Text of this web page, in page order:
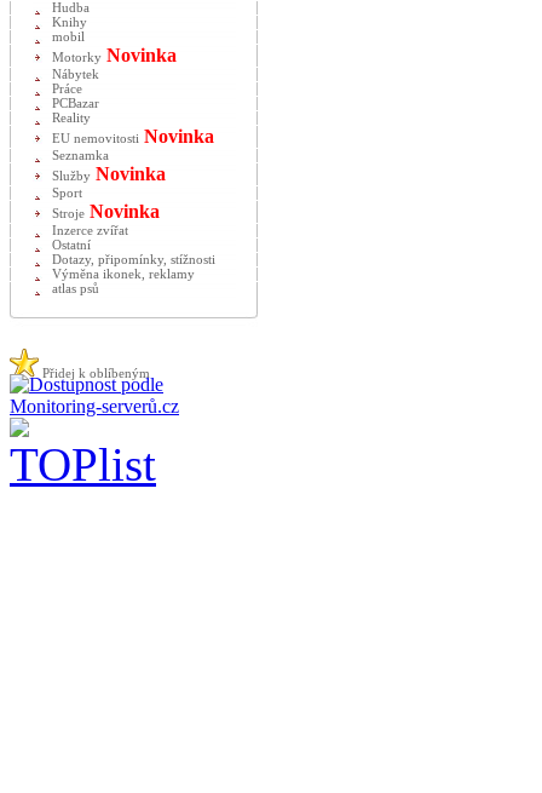
Hudba
Knihy
mobil
Motorky Novinka
Nábytek
Práce
PCBazar
Reality
EU nemovitosti Novinka
Seznamka
Služby Novinka
Sport
Stroje Novinka
Inzerce zvířat
Ostatní
Dotazy, připomínky, stížnosti
Výměna ikonek, reklamy
atlas psů
Přidej k oblíbeným